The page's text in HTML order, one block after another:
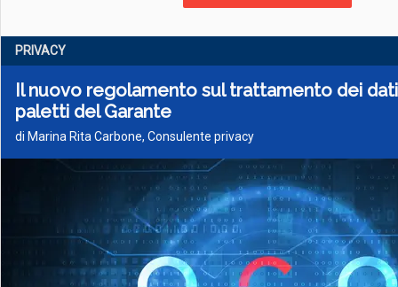
PRIVACY
Il nuovo regolamento sul trattamento dei dati
paletti del Garante
di Marina Rita Carbone, Consulente privacy